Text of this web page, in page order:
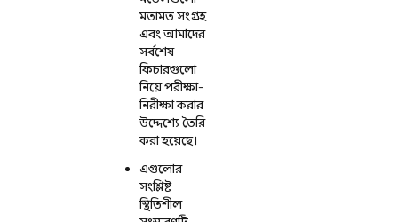
মতামত সংগ্রহ
এবং আমাদের
সর্বশেষ
ফিচারগুলো
নিয়ে পরীক্ষা-
নিরীক্ষা করার
উদ্দেশ্যে তৈরি
করা হয়েছে।
এগুলোর
সংশ্লিষ্ট
স্থিতিশীল